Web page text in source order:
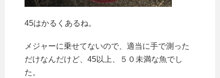
45はかるくあるね。
メジャーに乗せてないので、適当に手で測った
だけなんだけど、45以上、５０未満な魚でし
た。